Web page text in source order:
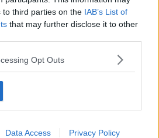
to third parties on the IAB’s List of
that may further disclose it to other
Opt Outs
Data Access Privacy Policy
Sieger Mattias
Skjelmose